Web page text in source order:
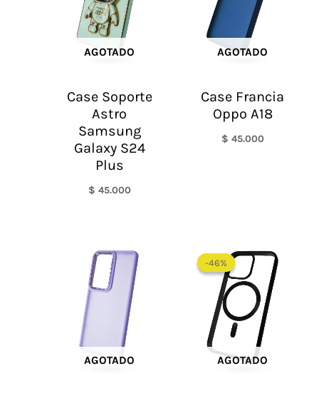
AGOTADO
Case Soporte
Astro
Samsung
Galaxy S24
Plus
$ 45.000
AGOTADO
Case Francia
Oppo A18
$ 45.000
AGOTADO
-46%
AGOTADO
-46%
precio
original
era:
$ 65.000.